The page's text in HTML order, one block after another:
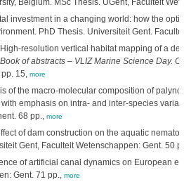
Belgium. MSc Thesis. UGent, Faculteit
investment in a changing world: how the
PhD Thesis. Universiteit Gent.
resolution vertical habitat mapping of a
Book of abstracts – VLIZ Marine Science Day.
15, more
of the macro-molecular composition of
emphasis on intra- and inter-species
68 pp., more
of dam construction on the aquatic
Gent, Faculteit Wetenschappen: Gent. 50
of artificial canal dynamics on European
Gent. 71 pp., more